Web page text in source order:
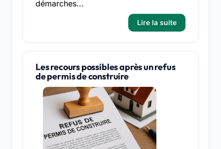
démarches...
Lire la suite
Les recours possibles après un refus
de permis de construire